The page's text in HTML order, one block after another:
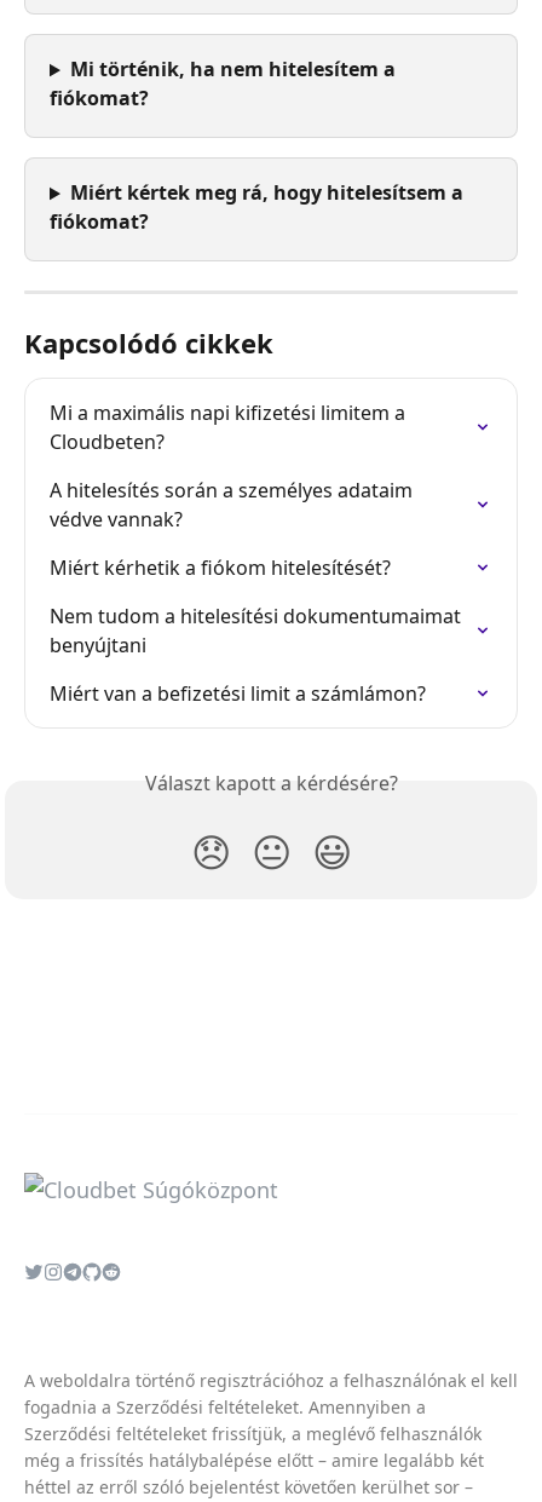
Mi történik, ha nem hitelesítem a
fiókomat?
Miért kértek meg rá, hogy hitelesítsem a
fiókomat?
Kapcsolódó cikkek
Mi a maximális napi kifizetési limitem a
Cloudbeten?
A hitelesítés során a személyes adataim
védve vannak?
Miért kérhetik a fiókom hitelesítését?
Nem tudom a hitelesítési dokumentumaimat
benyújtani
Miért van a befizetési limit a számlámon?
Választ kapott a kérdésére?
😞 😐 😃
A weboldalra történő regisztrációhoz a felhasználónak el kell
fogadnia a Szerződési feltételeket. Amennyiben a
Szerződési feltételeket frissítjük, a meglévő felhasználók
még a frissítés hatálybalépése előtt – amire legalább két
héttel az erről szóló bejelentést követően kerülhet sor –